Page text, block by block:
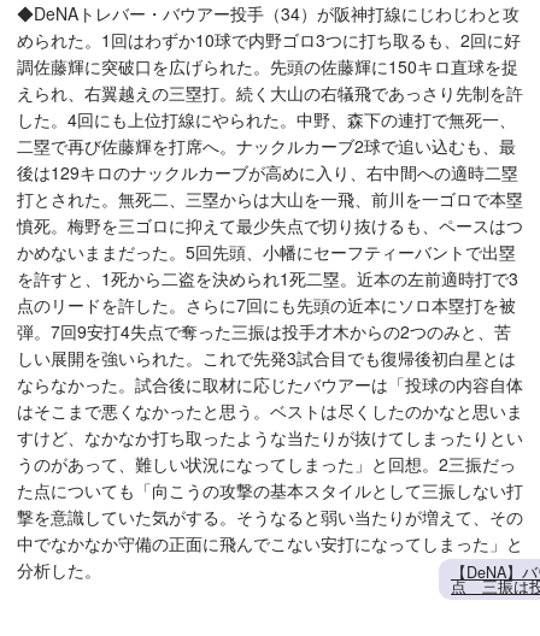
◆DeNAトレバー・バウアー投手（34）が阪神打線にじわじわと攻
められた。1回はわずか10球で内野ゴロ3つに打ち取るも、2回に好
調佐藤輝に突破口を広げられた。先頭の佐藤輝に150キロ直球を捉
えられ、右翼越えの三塁打。続く大山の右犠飛であっさり先制を許
した。4回にも上位打線にやられた。中野、森下の連打で無死一、
二塁で再び佐藤輝を打席へ。ナックルカーブ2球で追い込むも、最
後は129キロのナックルカーブが高めに入り、右中間への適時二塁
打とされた。無死二、三塁からは大山を一飛、前川を一ゴロで本塁
憤死。梅野を三ゴロに抑えて最少失点で切り抜けるも、ペースはつ
かめないままだった。5回先頭、小幡にセーフティーバントで出塁
を許すと、1死から二盗を決められ1死二塁。近本の左前適時打で3
点のリードを許した。さらに7回にも先頭の近本にソロ本塁打を被
弾。7回9安打4失点で奪った三振は投手才木からの2つのみと、苦
しい展開を強いられた。これで先発3試合目でも復帰後初白星とは
ならなかった。試合後に取材に応じたバウアーは「投球の内容自体
はそこまで悪くなかったと思う。ベストは尽くしたのかなと思いま
すけど、なかなか打ち取ったような当たりが抜けてしまったりとい
うのがあって、難しい状況になってしまった」と回想。2三振だっ
た点についても「向こうの攻撃の基本スタイルとして三振しない打
撃を意識していた気がする。そうなると弱い当たりが増えて、その
中でなかなか守備の正面に飛んでこない安打になってしまった」と
分析した。
【DeNA】
点 三振は